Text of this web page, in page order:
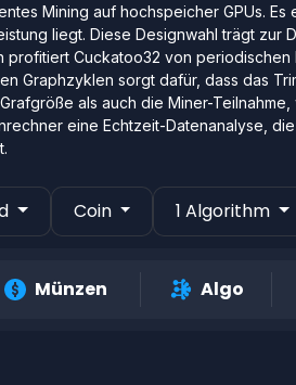
Mining auf hochspeicher GPUs. Es
liegt. Diese Designwahl trägt zur
Cuckatoo32 von
Graphzyklen sorgt dafür, dass das
als auch die Miner-Teilnahme,
eine Echtzeit-Datenanalyse,
Coin 1 Algorithm
Münzen Algo